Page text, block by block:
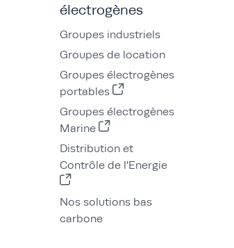
électrogènes
Groupes industriels
Groupes de location
Groupes électrogènes
portables
Groupes électrogènes
Marine
Distribution et
Contrôle de l'Energie
Nos solutions bas
carbone